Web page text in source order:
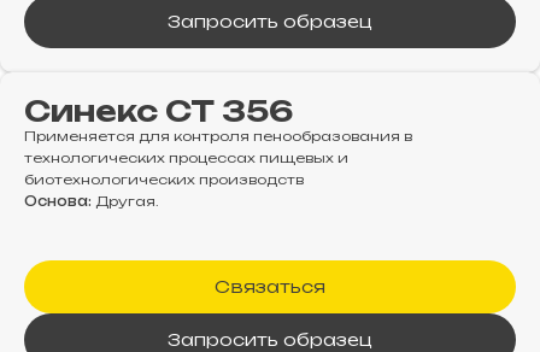
Запросить образец
Синекс СТ 356
Применяется для контроля пенообразования в
технологических процессах пищевых и
биотехнологических производств
Основа: Другая.
Запросить образец
Связаться